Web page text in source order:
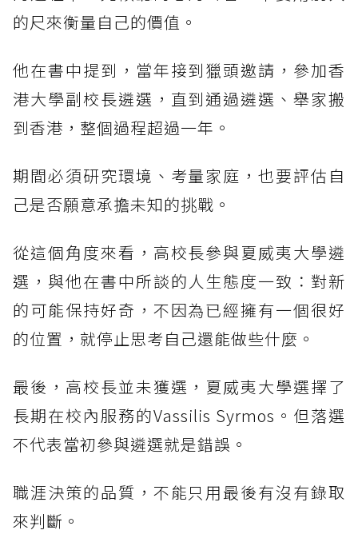
的尺來衡量自己的價值。
他在書中提到，當年接到獵頭邀請，參加香
港大學副校長遴選，直到通過遴選、舉家搬
到香港，整個過程超過一年。
期間必須研究環境、考量家庭，也要評估自
己是否願意承擔未知的挑戰。
從這個角度來看，高校長參與夏威夷大學遴
選，與他在書中所談的人生態度一致：對新
的可能保持好奇，不因為已經擁有一個很好
的位置，就停止思考自己還能做些什麼。
最後，高校長並未獲選，夏威夷大學選擇了
長期在校內服務的Vassilis Syrmos。但落選
不代表當初參與遴選就是錯誤。
職涯決策的品質，不能只用最後有沒有錄取
來判斷。